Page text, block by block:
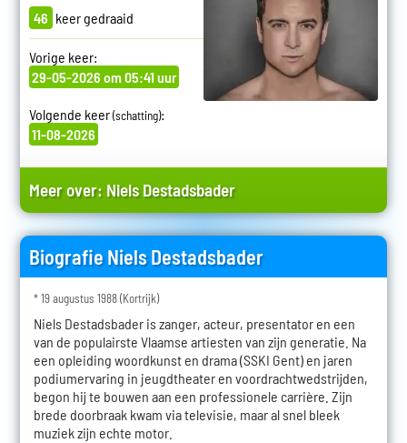
46 keer gedraaid
Vorige keer:
29-05-2026 om 05:41 uur
Volgende keer(schatting):
11-08-2026
Meer over: Niels Destadsbader
Biografie Niels Destadsbader
* 19 augustus 1988 (Kortrijk)
Niels Destadsbader is zanger, acteur, presentator en een
van de populairste Vlaamse artiesten van zijn generatie. Na
een opleiding woordkunst en drama (SSKI Gent) en jaren
podiumervaring in jeugdtheater en voordrachtwedstrijden,
begon hij te bouwen aan een professionele carrière. Zijn
brede doorbraak kwam via televisie, maar al snel bleek
muziek zijn echte motor.